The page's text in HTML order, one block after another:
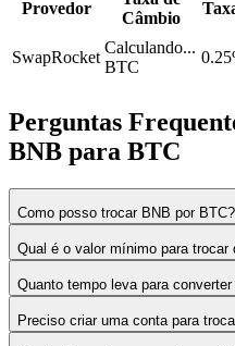
Provedor
Câmbio
SwapRocket
Calculando...
BTC
Perguntas
BNB para BTC
Como posso trocar BNB por BTC?
Qual é o valor mínimo para trocar
Quanto tempo leva para
Preciso criar uma conta para